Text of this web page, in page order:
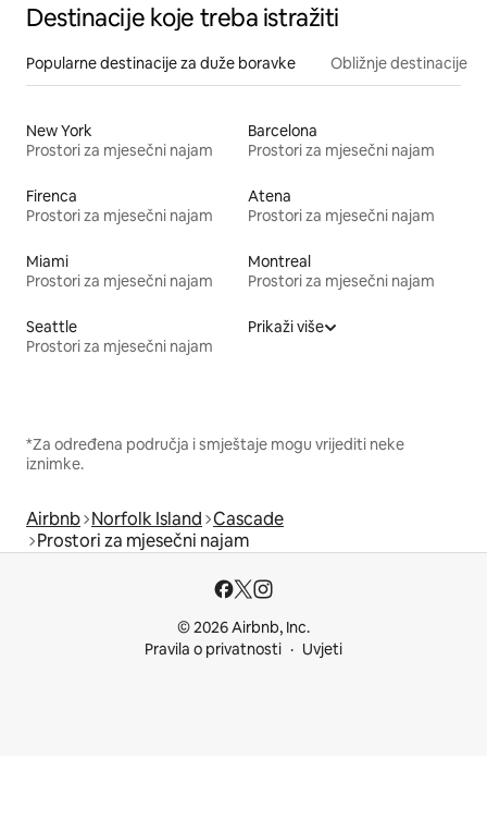
Destinacije koje treba istražiti
Popularne destinacije za duže boravke Obližnje destinacije
New York
Prostori za mjesečni najam
Barcelona
Prostori za mjesečni najam
Firenca
Prostori za mjesečni najam
Atena
Prostori za mjesečni najam
Miami
Prostori za mjesečni najam
Montreal
Prostori za mjesečni najam
Seattle
Prostori za mjesečni najam
Prikaži više
*Za određena područja i smještaje mogu vrijediti neke
iznimke.
Airbnb Norfolk Island Cascade
Prostori za mjesečni najam
© 2026 Airbnb, Inc.
Pravila o privatnosti
Uvjeti